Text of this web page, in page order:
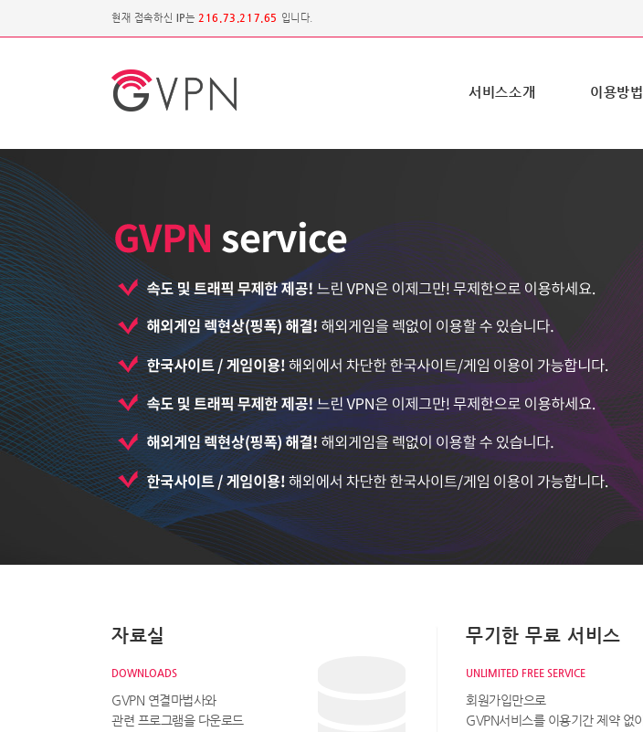
현재 접속하신 IP는 216.73.217.65 입니다.
서비스소개 이용방법
자료실
DOWNLOADS
GVPN 연결마법사와
관련 프로그램을 다운로드
무기한 무료 서비스
UNLIMITED FREE SERVICE
회원가입만으로
GVPN서비스를 이용기간 제약 없이